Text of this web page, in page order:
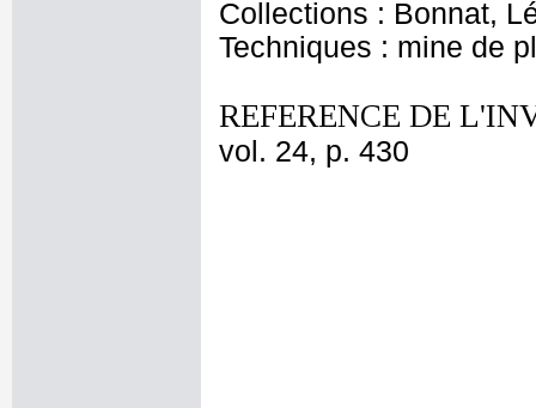
Collections : Bonnat,
Techniques : mine de
REFERENCE DE
vol. 24, p. 430